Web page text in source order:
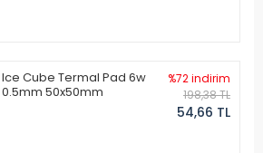
Ice Cube Termal Pad 6w
0.5mm 50x50mm
%72 indirim
198,38 TL
54,66 TL